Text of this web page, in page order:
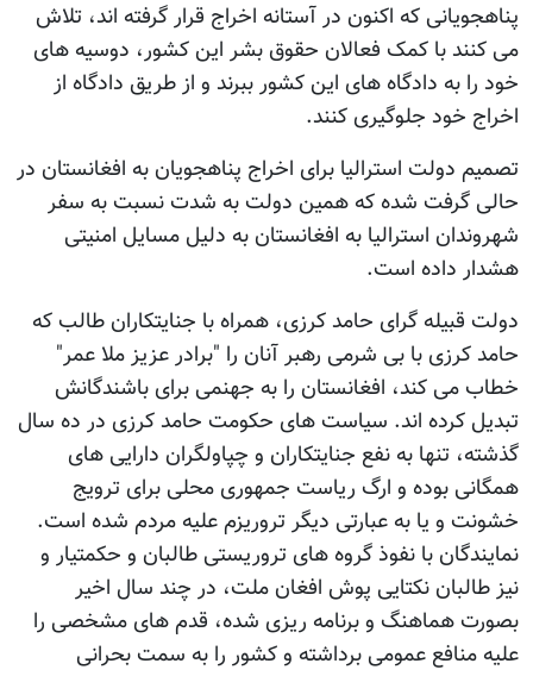
پناهجویانی که اکنون در آستانه اخراج قرار گرفته اند، تلاش
می کنند با کمک فعالان حقوق بشر این کشور، دوسیه های
خود را به دادگاه های این کشور ببرند و از طریق دادگاه از
اخراج خود جلوگیری کنند.
تصمیم دولت استرالیا برای اخراج پناهجویان به افغانستان در
حالی گرفت شده که همین دولت به شدت نسبت به سفر
شهروندان استرالیا به افغانستان به دلیل مسایل امنیتی
هشدار داده است.
دولت قبیله گرای حامد کرزی، همراه با جنایتکاران طالب که
حامد کرزی با بی شرمی رهبر آنان را "برادر عزیز ملا عمر"
خطاب می کند، افغانستان را به جهنمی برای باشندگانش
تبدیل کرده اند. سیاست های حکومت حامد کرزی در ده سال
گذشته، تنها به نفع جنایتکاران و چپاولگران دارایی های
همگانی بوده و ارگ ریاست جمهوری محلی برای ترويج
خشونت و یا به عبارتی دیگر تروريزم علیه مردم شده است.
نمایندگان با نفوذ گروه های تروریستی طالبان و حکمتیار و
نیز طالبان نکتایی پوش افغان ملت، در چند سال اخیر
بصورت هماهنگ و برنامه ریزی شده، قدم های مشخصی را
علیه منافع عمومی برداشته و کشور را به سمت بحرانی